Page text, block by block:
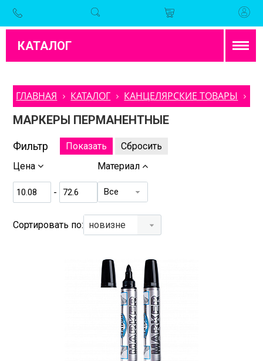
КАТАЛОГ
ГЛАВНАЯ КАТАЛОГ КАНЦЕЛЯРСКИЕ ТОВАРЫ
МАРКЕРЫ ПЕРМАНЕНТНЫЕ
Фильтр
Цена
-
Материал
Все
Сортировать по: новизне